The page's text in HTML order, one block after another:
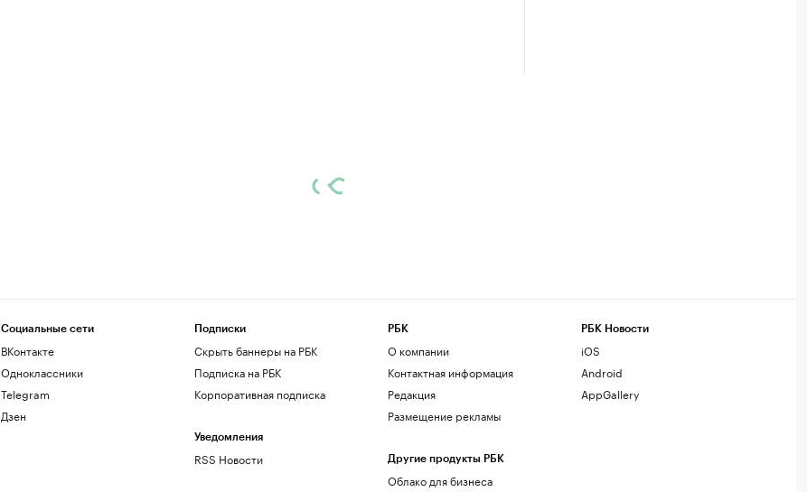
Социальные сети
ВКонтакте
Одноклассники
Telegram
Дзен
Подписки
Скрыть баннеры на РБК
Подписка на РБК
Корпоративная подписка
Уведомления
RSS Новости
РБК
О компании
Контактная информация
Редакция
Размещение рекламы
Другие продукты РБК
Облако для бизнеса
РБК Новости
iOS
Android
AppGallery